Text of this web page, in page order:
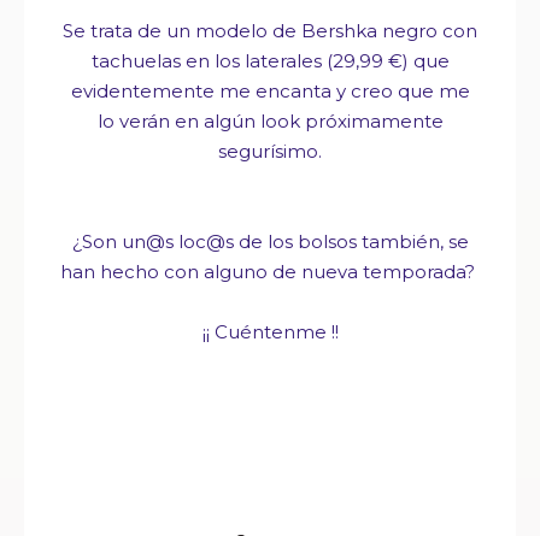
Se trata de un modelo de Bershka negro con
tachuelas en los laterales (29,99 €) que
evidentemente me encanta y creo que me
lo verán en algún look próximamente
segurísimo.
¿Son un@s loc@s de los bolsos también, se
han hecho con alguno de nueva temporada?
¡¡ Cuéntenme !!